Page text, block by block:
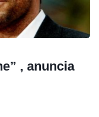
, anuncia